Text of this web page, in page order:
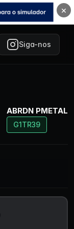
×
Siga-nos
ABRDN PMETAL
G1TR39